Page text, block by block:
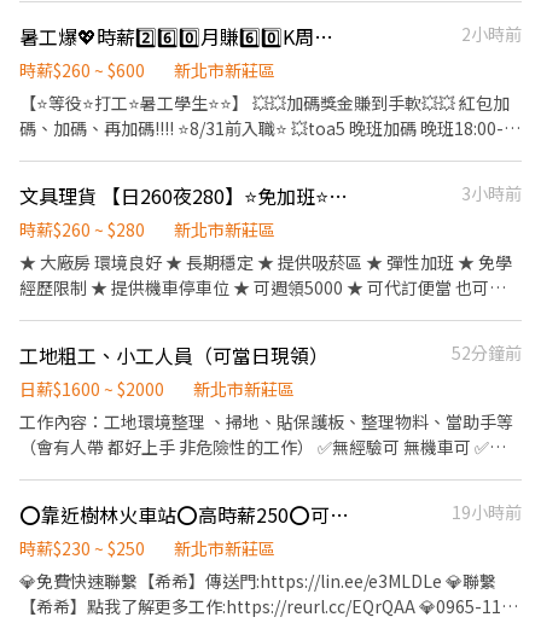
新北市五股區芳洲五路68號 五股民義店 新北市五股區民義路一段38
號 五股自強店 新北市五股區自強路50號 五股西雲店 新北市五股區
西雲路70號 ❤️【智取店】❤️$214~254 五股工商 - 智取店 新北市五
股區工商路171號1樓 -----------------------------------------------
---------------------------------------------------------- ❤️【新北
店 新北市樹林區文德街2巷2號1樓 樹林中華店 新北市樹林區中華路
245號1樓 樹林中山店 新北市樹林區中山路三段201號1樓 樹林保安
店 新北市樹林區保安街二段205號1樓 樹林東榮店 新北市樹林區東
榮街80號1樓 樹林三福店 新北市樹林區三福街148號 樹林復興店 新
北市樹林區復興路339號 樹林福順店 新北市樹林區福順街79號 ❤️
【智取店】❤️$209~249 樹林柑園 - 智取店-新北市樹林區柑園街二
段7號1樓 樹林樹新 - 智取店-新北市樹林區樹新路55號1樓 樹林中華
---------------------------------------------------------------------
-------- ❤️【新北新莊區】❤️ $206 新莊五工店 新北市新莊區五工路
92號1樓 新莊中信店 新北市新莊區中信街53號1樓 新莊新泰店 新北
市新莊區新泰路8號1樓 新莊中誠店 新北市新莊區中誠街78號1樓 新
莊民安二店 新北市新莊區民安西路50號1樓 新莊復興二店 新北市新
莊區復興路二段182號 新莊公園店 新北市新莊區公園路60號 新莊建
福店 新北市新莊區建福路59巷13號 新莊雙鳳店 新北市新莊區雙鳳
路34號 新莊龍安店 新北市新莊區龍安路287號 新莊昌隆店 新北市新
莊區昌隆街20號 新莊復興店 新北市新莊區復興路一段9號 新莊民安
包🍞、蛋糕🍰、甜點🍬 食品製作、生產、加工、包裝 工作薪資： 💰
時薪$205起 沒加班平均月賺🔜$36080起～ 上班日22天配合加班，
可月賺60000唷🤭 《加班費都是照勞基法計算唷！》 工作時間： 日
班🌇 🌞07:00~15:40、08:00~16:40、09:00~17:40 (須配合訂單量加
班) 休假方式：月排休8-10天 （想休哪天可以協調👌） 用餐方式🍱
日班代訂便當50！ 公司提供免費點心櫃🍮可以吃飽飽😊
7200｜無經驗可｜提供免費機車位汽車位 - 📍休假制度：周休二日
📍工作地點：樹林區三多路➜近樹林興仁夜市 ➡️日班08:00~17:00
$210 約$36080~67000 ➡️夜班20:00~05:00 $235 約$41760~75600
(薪資含加班/津貼) ─────────────────── ✨✨
鄰近地標✨✨ ✈️三多國中1分 ✈️興仁花園夜市2分鐘 ✈️樹林國民運動
─────────────────── ⭕享勞保/健保/團保/勞
退6% ⭕環境乾淨明亮 ⭕專員親自詳細解說工作內容
暑工爆💖時薪2️⃣6️⃣0️⃣月賺6️⃣0️⃣K周休二日✅免費供餐✅周領✅免費交通車✅生活用品包裝
2小時前
時薪$260 ~ $600
新北市新莊區
【⭐等役⭐打工⭐暑工學生⭐️⭐️】 💥💥加碼獎金賺到手軟💥💥 紅包加
碼、加碼、再加碼!!!! ⭐8/31前入職⭐ 💥toa5 晚班加碼 晚班18:00-
結果 ⭐工作內容:網購包裹理貨、分貨 ⭐【免費供餐 】休息室+餐廳
有冷氣 ⭐ 冰箱、微波爐、外出用餐、有上鎖置物櫃 ⭐【免費交通車
上下班】工作簡單好上手、無經驗免擔心 ⭐桃園/新北/新竹都有免費
交通車➡️超過37條線任選 ⭐排休8天自已可以排二天 ⭐TOA5 日/200
寶倉街108號 📍TAO17桃園市大園區開和路128號5樓 (林口-北車-
南崁交通車) 班別： ❤️TOA5 /TOA1 日/200晚/230 (可周休六日) ❤️
➜ 36960起薪56000 ⭐️晚班18:00-03:00 時薪240/H(含津貼) ➜
42240起薪73000 ⭐️交通車在這請點入 查看
https://reurl.cc/rErN4Z 交通車 上下班 大園 平鎮 八德 中壢 桃園
楊梅 湖口 林口 內壢 中原 大溪 林口 八里 淡水 泰山 新莊 新竹 龍潭
https://lin.ee/93cQwnn 直接傳職缺截圖詢問
文具理貨 【日260夜280】⭐免加班⭐提供機車停車位⭐可週領5000
3小時前
時薪$260 ~ $280
新北市新莊區
★ 大廠房 環境良好 ★ 長期穩定 ★ 提供吸菸區 ★ 彈性加班 ★ 免學
經歷限制 ★ 提供機車停車位 ★ 可週領5000 ★ 可代訂便當 也可外
大學) ↳工作內容：3C＆文具；進貨、檢貨、上架、庫存、驗貨..等
↳工作時間： 【8H】 早班 08:00-17:00 夜班 16:00-01:00 【4H】
早半班 10:00-14:00 夜半班 20:00-24:00 ↳薪資待遇： 早班/早半班
$240/H 夜班/夜半班 $260/H ↳休假制度：排休8天 (由主管安排) ↳
工地粗工、小工人員（可當日現領）
52分鐘前
日薪$1600 ~ $2000
新北市新莊區
工作內容：工地環境整理 、掃地、貼保護板、整理物料、當助手等
（會有人帶 都好上手 非危險性的工作） ✅無經驗可 無機車可 ✅基
⭕️靠近樹林火車站⭕️高時薪250⭕️可週領1萬⭕️隔天下夜⭕️JC14
19小時前
時薪$230 ~ $250
新北市新莊區
💎免費快速聯繫【希希】傳送門:https://lin.ee/e3MLDLe 💎聯繫
【希希】點我了解更多工作:https://reurl.cc/EQrQAA 💎0965-111-